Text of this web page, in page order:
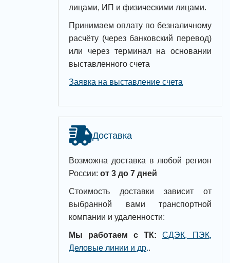
лицами, ИП и физическими лицами.
Принимаем оплату по безналичному
расчёту (через банковский перевод)
или через терминал на основании
выставленного счета
Заявка на выставление счета
Доставка
Возможна доставка в любой регион
России: от 3 до 7 дней
Стоимость доставки зависит от
выбранной вами транспортной
компании и удаленности:
Мы работаем с ТК:
СДЭК, ПЭК,
Деловые линии и др..